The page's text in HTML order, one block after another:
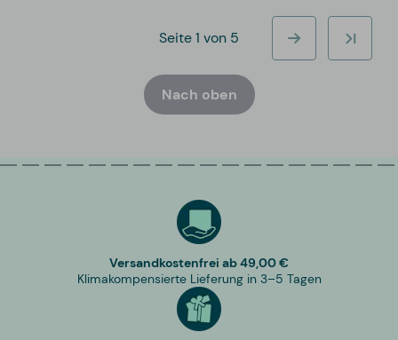
Seite 1 von 5
Nach oben
Versandkostenfrei ab 49,00 €
Klimakompensierte Lieferung in 3–5 Tagen